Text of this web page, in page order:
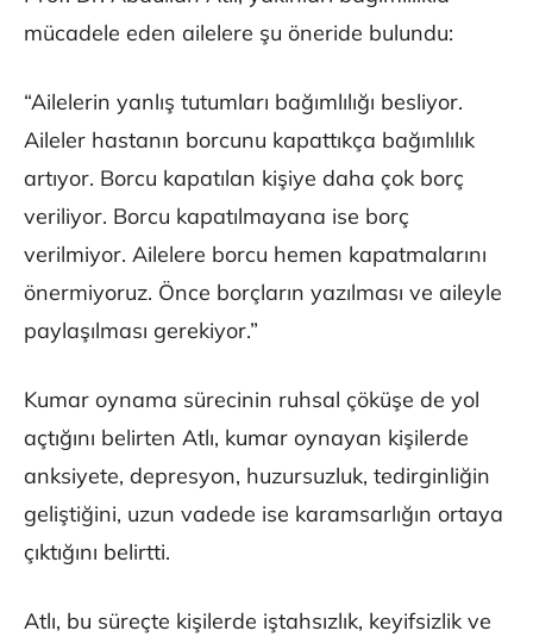
mücadele eden ailelere şu öneride bulundu:
“Ailelerin yanlış tutumları bağımlılığı besliyor.
Aileler hastanın borcunu kapattıkça bağımlılık
artıyor. Borcu kapatılan kişiye daha çok borç
veriliyor. Borcu kapatılmayana ise borç
verilmiyor. Ailelere borcu hemen kapatmalarını
önermiyoruz. Önce borçların yazılması ve aileyle
paylaşılması gerekiyor.”
Kumar oynama sürecinin ruhsal çöküşe de yol
açtığını belirten Atlı, kumar oynayan kişilerde
anksiyete, depresyon, huzursuzluk, tedirginliğin
geliştiğini, uzun vadede ise karamsarlığın ortaya
çıktığını belirtti.
Atlı, bu süreçte kişilerde iştahsızlık, keyifsizlik ve